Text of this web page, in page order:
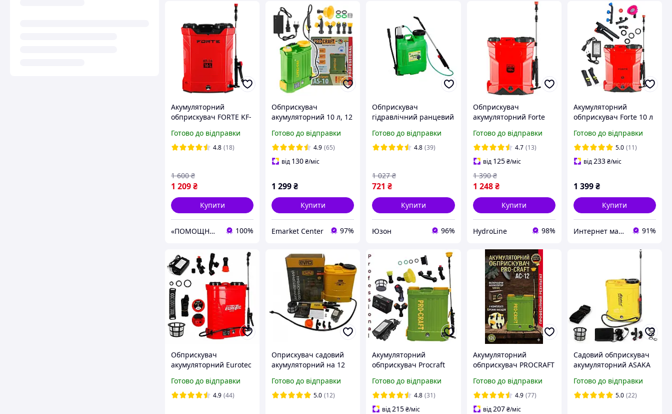
Акумуляторний
обприскувач FORTE KF-
Готово до відправки
4.8 (18)
1 209₴
1 600 ₴
Купити
«ПОМОЩНИК» 100%
Обприскувач
акумуляторний 10 л, 12
Готово до відправки
4.9 (65)
від 130₴/міс
1 299₴
Купити
Emarket Center 97%
Обприскувач
гідравлічний ранцевий
Готово до відправки
4.8 (39)
721 ₴
1 027 ₴
Купити
Юзон 96%
Обприскувач
акумуляторний Forte
Готово до відправки
4.7 (13)
від 125 ₴/міс
1 248 ₴
1 390 ₴
Купити
HydroLine 98%
Акумуляторний
обприскувач Forte 10 л
штанга, ранцевий, для
саду та городу
Готово до відправки
5.0 (11)
від 233₴/міс
1 399₴
Купити
Интернет магазин Улов рыбака 91%
Обприскувач
акумуляторний Eurotec
оприскувач для саду
оприскувач для
Готово до відправки
4.9 (44)
Оприскувач садовий
акумуляторний на 12
Готово до відправки
5.0 (12)
Акумуляторний
обприскувач Procraft
Готово до відправки
4.8 (31)
від215₴/міс
Акумуляторний
обприскувач PROCRAFT
акумулятор 12В 8Аг,
зарядний пристрій
Готово до відправки
4.9 (77)
від207 ₴/міс
Садовий обприскувач
акумуляторний ASAKA
виноградників
оприскувач для саду
Готово до відправки
5.0 (22)